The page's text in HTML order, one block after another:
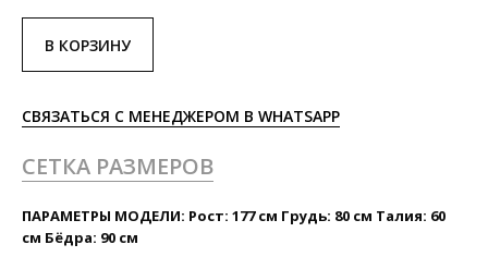
В КОРЗИНУ
СВЯЗАТЬСЯ С МЕНЕДЖЕРОМ В WHATSAPP
СЕТКА РАЗМЕРОВ
ПАРАМЕТРЫ МОДЕЛИ: Рост: 177 см Грудь: 80 см Талия: 60
см Бёдра: 90 см